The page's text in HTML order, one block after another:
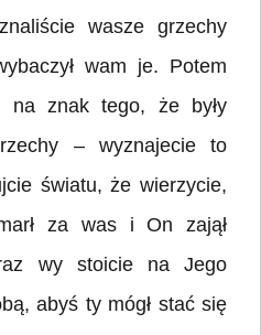
wasze grzechy
wam je. Potem
na znak tego, że były
– wyznajecie to
światu, że wierzycie,
za was i On zajął
wy stoicie na Jego
abyś ty mógł stać się